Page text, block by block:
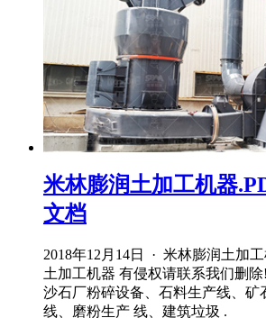
米林膨润土加工机器
文档
2018年12月14日 · 米林膨润土加
土加工机器 有侵权请联系我们删
沙石厂粉碎设备、石料生产线、矿
线、磨粉生产 线、建筑垃圾 .